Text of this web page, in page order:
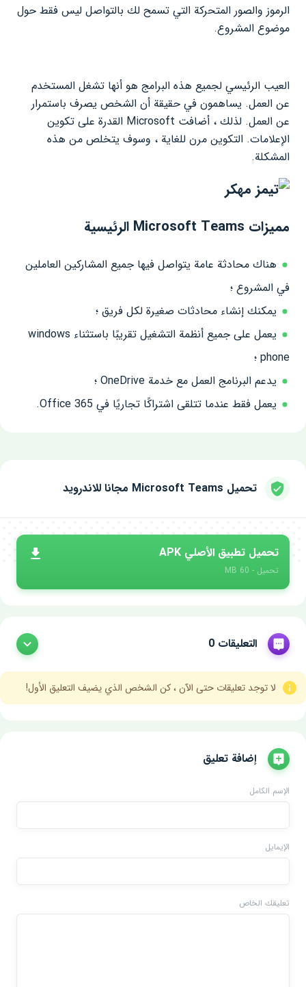
الرموز والصور المتحركة التي تسمح لك بالتواصل ليس فقط حول
موضوع المشروع.
العيب الرئيسي لجميع هذه البرامج هو أنها تشغل المستخدم
عن العمل. يساهمون في حقيقة أن الشخص يصرف باستمرار
عن العمل. لذلك ، أضافت Microsoft القدرة على تكوين
الإعلامات. التكوين مرن للغاية ، وسوف يتخلص من هذه
المشكلة.
مميزات Microsoft Teams الرئيسية
هناك محادثة عامة يتواصل فيها جميع المشاركين العاملين
في المشروع ؛
يمكنك إنشاء محادثات صغيرة لكل فريق ؛
يعمل على جميع أنظمة التشغيل تقريبًا باستثناء windows
phone ؛
يدعم البرنامج العمل مع خدمة OneDrive ؛
يعمل فقط عندما تتلقى اشتراكًا تجاريًا في Office 365.
تحميل Microsoft Teams مجانا للاندرويد
تحميل تطبيق الأصلي APK
تحميل - 60 MB
التعليقات 0
لا توجد تعليقات حتى الآن ، كن الشخص الذي يضيف التعليق الأول!
إضافة تعليق
الإسم الكامل
الإيمايل
تعليقك الخاص